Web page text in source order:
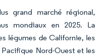
grand marché régional,
mondiaux en 2025. La
légumes de Californie, les
Nord-Ouest et les